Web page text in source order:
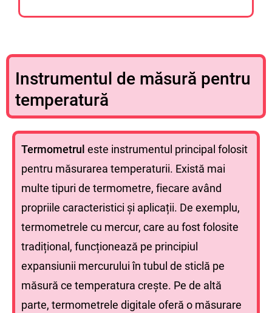
Instrumentul de măsură pentru
temperatură
Termometrul este instrumentul principal folosit
pentru măsurarea temperaturii. Există mai
multe tipuri de termometre, fiecare având
propriile caracteristici și aplicații. De exemplu,
termometrele cu mercur, care au fost folosite
tradițional, funcționează pe principiul
expansiunii mercurului în tubul de sticlă pe
măsură ce temperatura crește. Pe de altă
parte, termometrele digitale oferă o măsurare